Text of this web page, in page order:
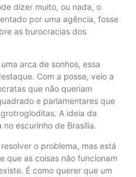
dizer muito, ou nada, o
por uma agência, fosse
as burocracias dos
arca de sonhos, essa
Com a posse, veio a
que não queriam
e parlamentares que
A ideia da
escurinho de Brasília.
o problema, mas está
que as coisas não funcionam
É como querer que um